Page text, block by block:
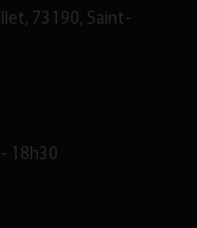
73190, Saint-
18h30